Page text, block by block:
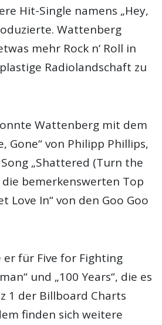
Hit-Single namens „Hey,
Wattenberg
mehr Rock n‘ Roll in
Radiolandschaft zu
Wattenberg mit dem
Gone“ von Philipp Phillips,
„Shattered (Turn the
die bemerkenswerten Top
Love In“ von den Goo Goo
für Five for Fighting
und „100 Years“, die es
1 der Billboard Charts
finden sich weitere